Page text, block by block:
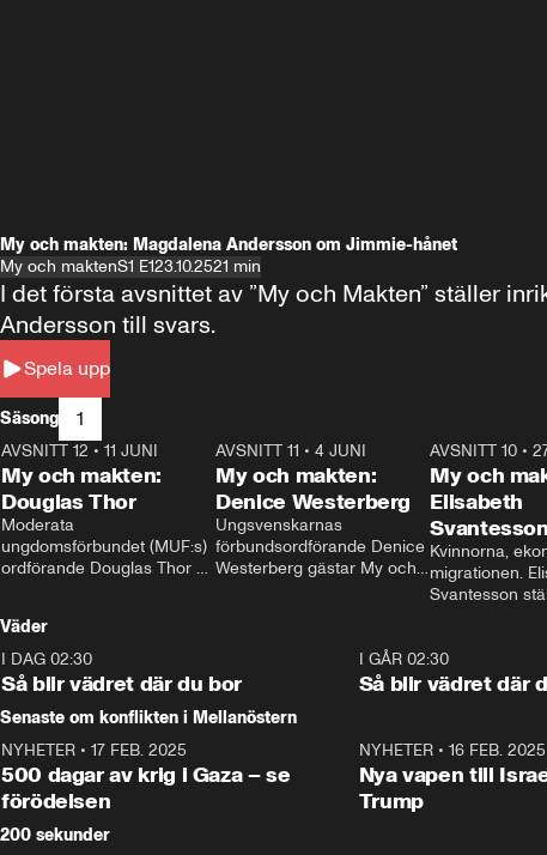
My och makten: Magdalena Andersson om Jimmie-hånet
My och maktenS1 E123.10.2521 min
Spela upp
I det första avsnittet av ”My och Makten” ställer
Andersson till svars.
Säsong 1
26:27
AVSNITT 12 • 11 JUNI
My och makten:
Douglas Thor
Moderata
ungdomsförbundet (MUF:s)
ordförande Douglas Thor
tonårsutvisningarna och hur
Moderaterna ska locka
väljare till valet i höst.
23:40
AVSNITT 11 •4 JUNI
My och makten:
Denice Westerberg
Ungsvenskarnas
förbundsordförande Denice
Westerberg gästar My och
AVSNITT 10 •
My och
Elisabeth
Svantesson
Kvinnorna,
migrationen.
Svantesson
Väder
I DAG 02:30
Så blir vädret där du bor
I GÅR 02:30
Så blir vädret där
Senaste om konflikten i Mellanöstern
NYHETER • 17 FEB. 2025
500 dagar av krig i Gaza – se
förödelsen
NYHETER• 16 FEB. 2025
Nya vapen till
Trump
200 sekunder